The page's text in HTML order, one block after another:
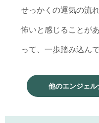
せっかくの運気の流
怖いと感じることが
って、一歩踏み込ん
他のエンジェ